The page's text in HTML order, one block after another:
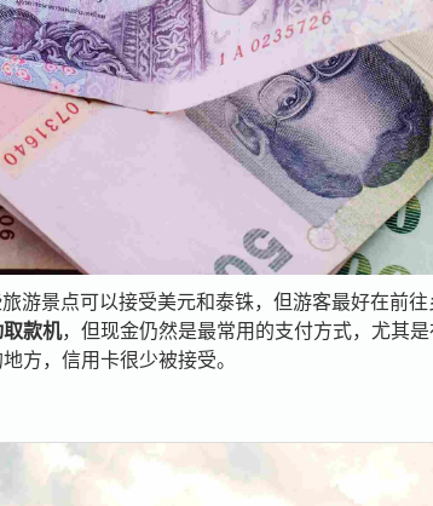
游景点可以接受美元和泰铢，但游客最好在前
款机，但现金仍然是最常用的支付方式，尤其
方，信用卡很少被接受。